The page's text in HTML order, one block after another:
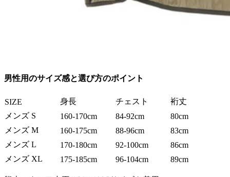
男性用のサイズ感と選び方のポイント
SIZE 身長 チェスト
裄丈
メンズ S
160-170cm 84-92cm
80cm
メンズ M
160-175cm 88-96cm
83cm
メンズ L
170-180cm 92-100cm
86cm
メンズ XL
175-185cm 96-104cm 89cm